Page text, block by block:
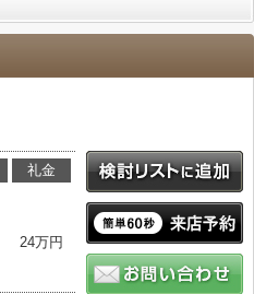
礼金
24万円